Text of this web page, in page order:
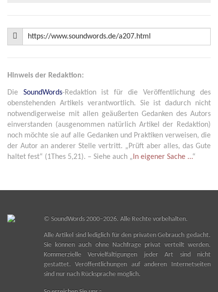
Hinweis der Redaktion:
Die SoundWords-Redaktion ist für die Veröffentlichung des
obenstehenden Artikels verantwortlich. Sie ist dadurch nicht
notwendigerweise mit allen geäußerten Gedanken des Autors
einverstanden (ausgenommen natürlich Artikel der Redaktion)
noch möchte sie auf alle Gedanken und Praktiken verweisen, die
der Autor an anderer Stelle vertritt. „Prüft aber alles, das Gute
haltet fest“ (1Thes 5,21). – Siehe auch „ In eigener Sache ...“
© SoundWords2000–2026. Alle Rechte vorbehalten.
Alle Artikel sind lediglich für den privaten Gebrauch gedacht.
Sie können auch ohne Nachfrage privat verteilt werden.
Kommerzielle Vervielfältigungen jeder Art sind nicht
gestattet. Veröffentlichungen auf anderen Internetseiten
sind nur nach Rücksprache möglich.